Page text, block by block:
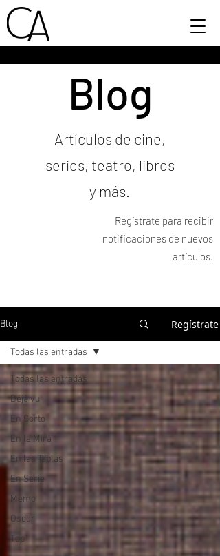
Blog
Artículos de cine,
series, teatro, libros
y más.
Regístrate para recibir
notificaciones de nuevos
artículos.
Blog Regístrate
Todas las entradas
Déjà vu
En Corto
En la Mira
En las Tablas
En Serie
Memo
Oscar
Top
Todas las entradas